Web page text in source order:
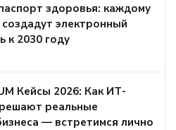
здоровья: каждому
электронный
к 2030 году
Кейсы 2026: Как ИТ-
реальные
— встретимся лично